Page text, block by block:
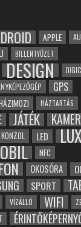
APPLE
BILLENTYŰZET
DESIGN
GPS
HÁZTARTÁS
JÁTÉK
KONZOL LED
NFC
OKOSÓRA
SPORT
VÍZÁLLÓ WIFI